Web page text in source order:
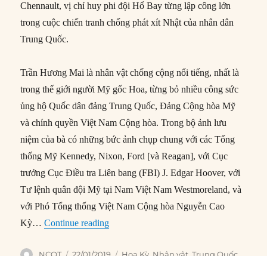
Chennault, vị chỉ huy phi đội Hổ Bay từng lập công lớn
trong cuộc chiến tranh chống phát xít Nhật của nhân dân
Trung Quốc.
Trần Hương Mai là nhân vật chống cộng nổi tiếng, nhất là
trong thế giới người Mỹ gốc Hoa, từng bỏ nhiều công sức
ủng hộ Quốc dân đảng Trung Quốc, Đảng Cộng hòa Mỹ
và chính quyền Việt Nam Cộng hòa. Trong bộ ảnh lưu
niệm của bà có những bức ảnh chụp chung với các Tổng
thống Mỹ Kennedy, Nixon, Ford [và Reagan], với Cục
trưởng Cục Điều tra Liên bang (FBI) J. Edgar Hoover, với
Tư lệnh quân đội Mỹ tại Nam Việt Nam Westmoreland, và
với Phó Tổng thống Việt Nam Cộng hòa Nguyễn Cao
Kỳ…Continue reading“Trần Hương Mai: Thế lực bí ẩn trong
Author
Posted
Categories